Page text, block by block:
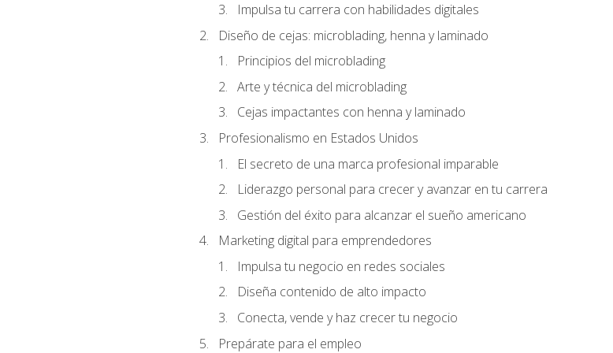
Impulsa tu carrera con habilidades digitales
Diseño de cejas: microblading, henna y laminado
Principios del microblading
Arte y técnica del microblading
Cejas impactantes con henna y laminado
Profesionalismo en Estados Unidos
El secreto de una marca profesional imparable
Liderazgo personal para crecer y avanzar en tu carrera
Gestión del éxito para alcanzar el sueño americano
Marketing digital para emprendedores
Impulsa tu negocio en redes sociales
Diseña contenido de alto impacto
Conecta, vende y haz crecer tu negocio
Prepárate para el empleo